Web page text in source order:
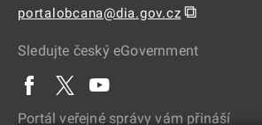
portalobcana@dia.gov.cz ⧉
Sledujte český eGovernment
Portál veřejné správy vám přináší